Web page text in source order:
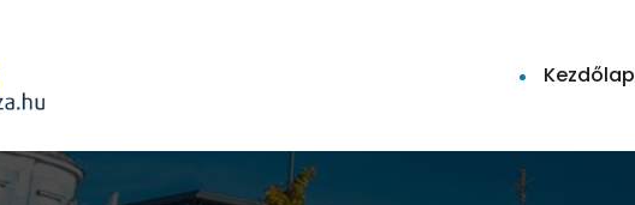
Kezdőlap